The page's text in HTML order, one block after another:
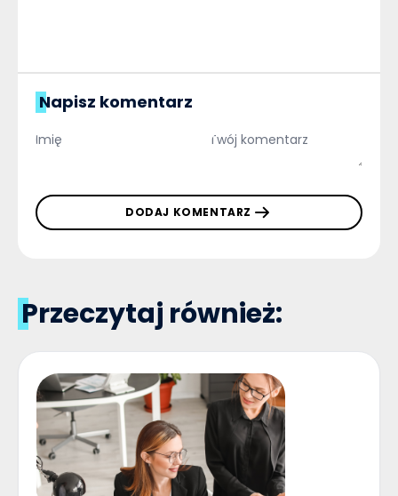
Napisz komentarz
DODAJ KOMENTARZ
Przeczytaj również: